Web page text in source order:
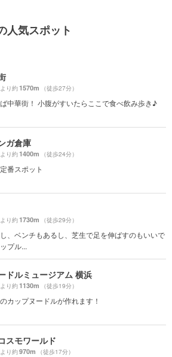
人気スポット
り約1570m （徒歩27分）
中華街！ 小腹がすいたらここで食べ飲み歩き♪
ガ倉庫
り約1400m （徒歩24分）
番スポット
り約1730m （徒歩29分）
、ベンチもあるし、芝生で足を伸ばすのもいいで
プル...
ドルミュージアム 横浜
り約1130m （徒歩19分）
カップヌードルが作れます！
スモワールド
り約970m （徒歩17分）